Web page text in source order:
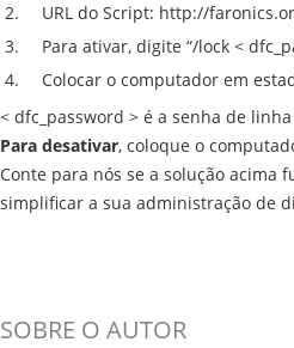
URL do Script: http://
Para ativar, digite “/lock <
Colocar o computador em
< dfc_password > é a senha de
Para desativar, coloque o
Conte para nós se a solução acima
simplificar a sua administração de
SOBRE O AUTOR